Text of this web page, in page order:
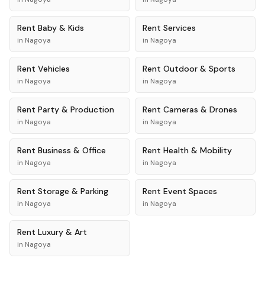
Rent Baby & Kids
in Nagoya
Rent Services
in Nagoya
Rent Vehicles
in Nagoya
Rent Outdoor & Sports
in Nagoya
Rent Party & Production
in Nagoya
Rent Cameras & Drones
in Nagoya
Rent Business & Office
in Nagoya
Rent Health & Mobility
in Nagoya
Rent Storage & Parking
in Nagoya
Rent Event Spaces
in Nagoya
Rent Luxury & Art
in Nagoya